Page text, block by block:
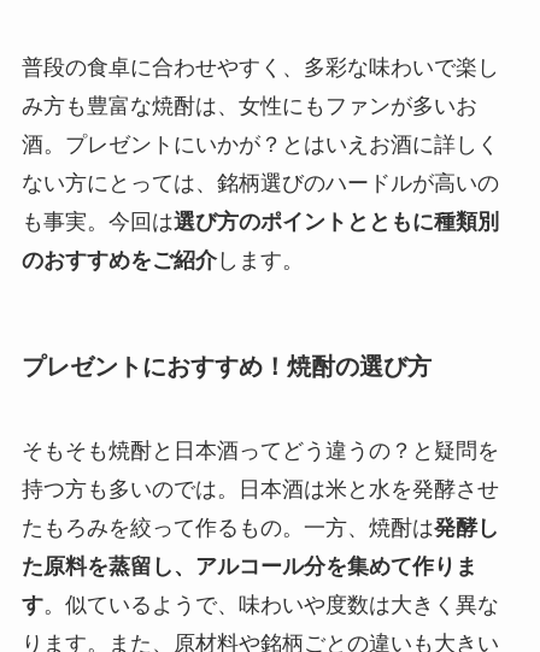
普段の食卓に合わせやすく、多彩な味わいで楽し
み方も豊富な焼酎は、女性にもファンが多いお
酒。プレゼントにいかが？とはいえお酒に詳しく
ない方にとっては、銘柄選びのハードルが高いの
も事実。今回は選び方のポイントとともに種類別
のおすすめをご紹介します。
プレゼントにおすすめ！焼酎の選び方
そもそも焼酎と日本酒ってどう違うの？と疑問を
持つ方も多いのでは。日本酒は米と水を発酵させ
たもろみを絞って作るもの。一方、焼酎は発酵し
た原料を蒸留し、アルコール分を集めて作りま
す。似ているようで、味わいや度数は大きく異な
ります。また、原材料や銘柄ごとの違いも大きい